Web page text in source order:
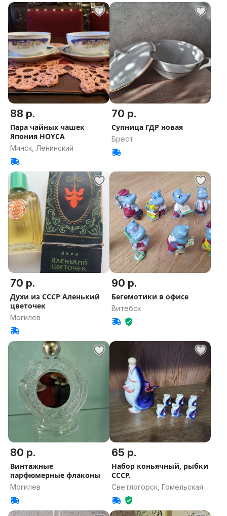
88 р.
Пара чайных чашек
Япония HOYCA
Минск, Ленинский
70 р.
Супница ГДР новая
Брест
70 р.
Духи из СССР Аленький
цветочек
Могилев
90 р.
Бегемотики в офисе
Витебск
80 р.
Винтажные
парфюмерные флаконы
Могилев
65 р.
Набор коньячный, рыбки
СССР.
Светлогорск, Гомельская
область